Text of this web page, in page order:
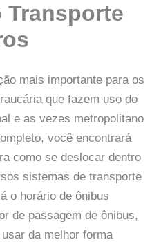
Transporte
mais importante para os
que fazem uso do
e as vezes metropolitano
você encontrará
como se deslocar dentro
sistemas de transporte
o horário de ônibus
de passagem de ônibus,
da melhor forma